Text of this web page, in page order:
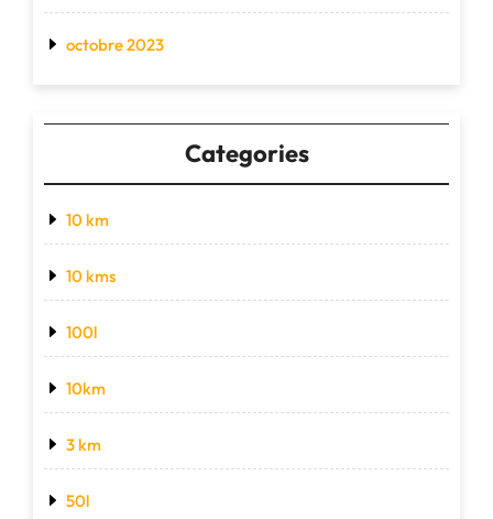
octobre 2023
Categories
10 km
10 kms
100l
10km
3 km
50l